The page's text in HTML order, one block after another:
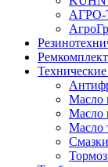
Масло
Масло
Масло
Смазки